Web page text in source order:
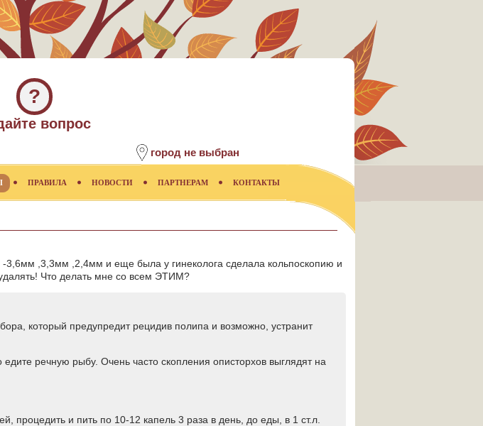
?
вопрос
город не выбран
ПРАВИЛА НОВОСТИ ПАРТНЕРАМ КОНТАКТЫ
-3,6мм ,3,3мм ,2,4мм и еще была у гинеколога сделала кольпоскопию и
Что делать мне со всем ЭТИМ?
который предупредит рецидив полипа и возможно, устранит
речную рыбу. Очень часто скопления описторхов выглядят на
процедить и пить по 10-12 капель 3 раза в день, до еды, в 1 ст.л.